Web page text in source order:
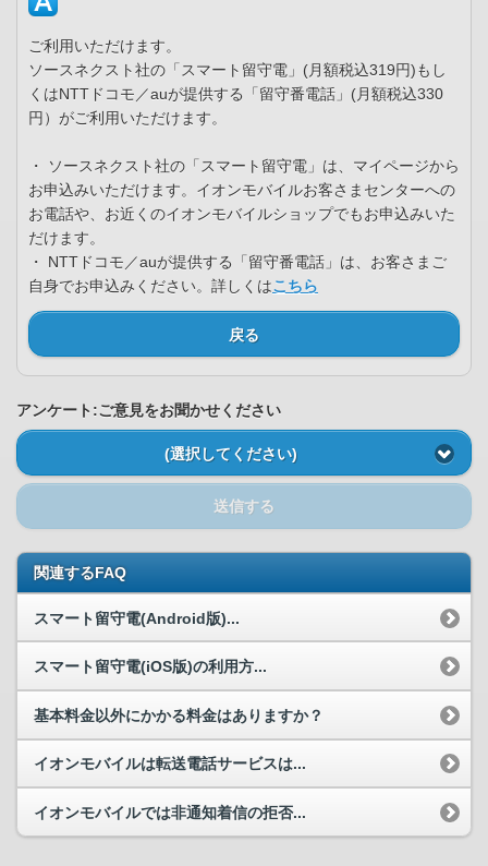
ご利用いただけます。
ソースネクスト社の「スマート留守電」(月額税込319円)もし
くはNTTドコモ／auが提供する「留守番電話」(月額税込330
円）がご利用いただけます。
・ ソースネクスト社の「スマート留守電」は、マイページから
お申込みいただけます。イオンモバイルお客さまセンターへの
お電話や、お近くのイオンモバイルショップでもお申込みいた
だけます。
・ NTTドコモ／auが提供する「留守番電話」は、お客さまご
自身でお申込みください。詳しくはこちら
戻る
アンケート:ご意見をお聞かせください
(選択してください)
送信する
関連するFAQ
スマート留守電(Android版)...
スマート留守電(iOS版)の利用方...
基本料金以外にかかる料金はありますか？
イオンモバイルは転送電話サービスは...
イオンモバイルでは非通知着信の拒否...